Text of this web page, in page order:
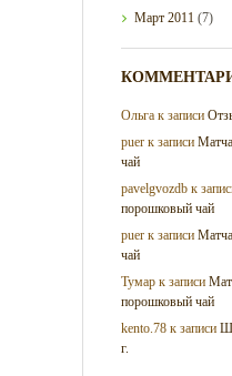
Март2011 (7)
Ольга к записи
puer к записи
чай
pavelgvozdb к
порошковый чай
puer к записи
чай
Тумар к записи
порошковый чай
kento.78 к записи
г.